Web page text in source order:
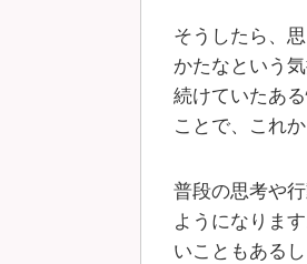
そうしたら、
かたなという
続けていたあ
ことで、これ
普段の思考や
ようになりま
いこともある